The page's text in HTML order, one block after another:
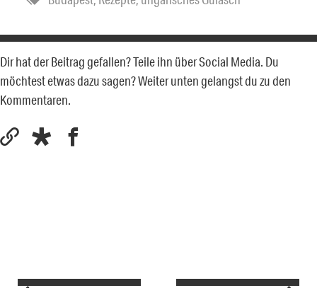
Dir hat der Beitrag gefallen? Teile ihn über Social Media. Du
möchtest etwas dazu sagen? Weiter unten gelangst du zu den
Kommentaren.